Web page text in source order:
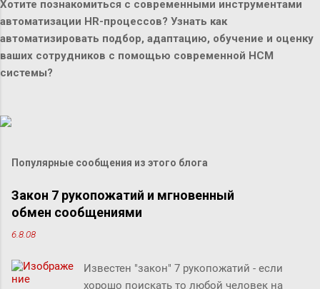
Хотите познакомиться с современными инструментами
автоматизации HR-процессов? Узнать как
автоматизировать подбор, адаптацию, обучение и оценку
ваших сотрудников с помощью современной HCM
системы?
Популярные сообщения из этого блога
Закон 7 рукопожатий и мгновенный
обмен сообщениями
6.8.08
Известен "закон" 7 рукопожатий - если
хорошо поискать то любой человек на